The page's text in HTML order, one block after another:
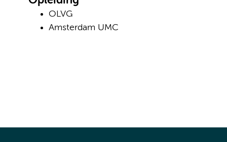
OLVG
Amsterdam UMC